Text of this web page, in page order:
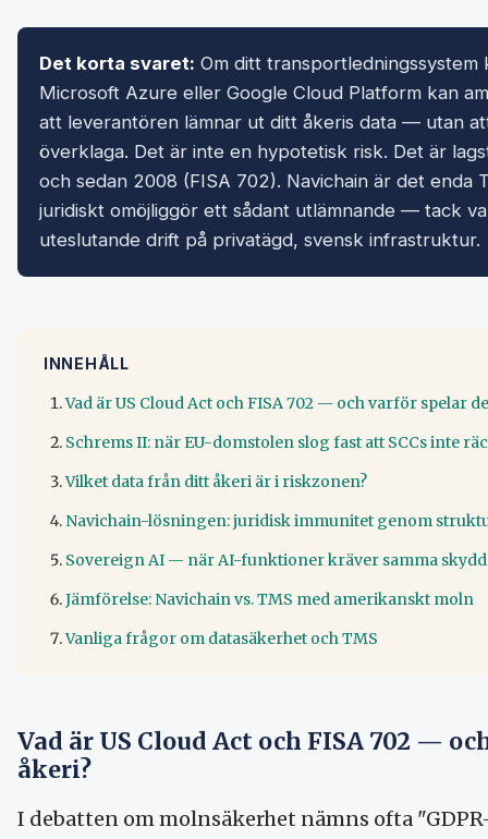
Det korta svaret: Om ditt
Microsoft Azure eller Google Cloud Platform kan
att leverantören lämnar ut ditt åkeris data — utan
överklaga. Det är inte en hypotetisk risk. Det är
och sedan 2008 (FISA 702). Navichain är det enda
juridiskt omöjliggör ett sådant utlämnande — tack
uteslutande drift på privatägd, svensk infrastruktur.
INNEHÅLL
Vad är US Cloud Act och FISA 702 — och varför spelar
Schrems II: när EU-domstolen slog fast att SCCs inte
Vilket data från ditt åkeri är i riskzonen?
Navichain-lösningen: juridisk immunitet genom
Sovereign AI — när AI-funktioner kräver samma skydd
Jämförelse: Navichain vs. TMS med amerikanskt moln
Vanliga frågor om datasäkerhet och TMS
Vad är US Cloud Act och FISA 702 —
åkeri?
I debatten om molnsäkerhet nämns ofta